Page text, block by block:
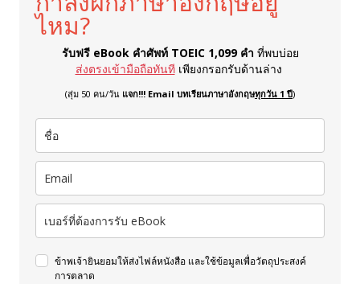
ไหม?
รับฟรี eBook คำศัพท์ TOEIC 1,099 คำ ที่พบบ่อย
ส่งตรงเข้ามือถือทันที เพียงกรอกรับด้านล่าง
(สุ่ม 50 คน/วัน แจก!!! Email บทเรียนภาษาอังกฤษทุกวัน 1 ปี)
ข้าพเจ้ายินยอมให้ส่งไฟล์หนังสือ และใช้ข้อมูลเพื่อวัตถุประสงค์
การตลาด